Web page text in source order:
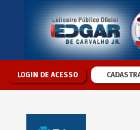
LOGIN DE ACESSO